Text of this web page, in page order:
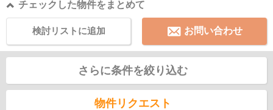
チェックした物件をまとめて
お問い合わせ
検討リストに追加
さらに条件を絞り込む
物件リクエスト